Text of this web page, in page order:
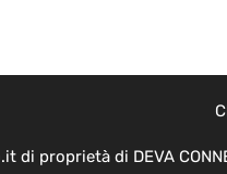
di proprietà di DEVA